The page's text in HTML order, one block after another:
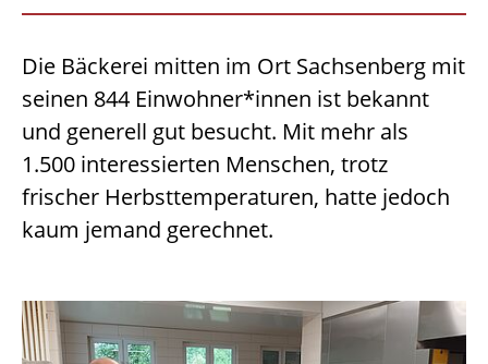
Die Bäckerei mitten im Ort Sachsenberg mit
seinen 844 Einwohner*innen ist bekannt
und generell gut besucht. Mit mehr als
1.500 interessierten Menschen, trotz
frischer Herbsttemperaturen, hatte jedoch
kaum jemand gerechnet.